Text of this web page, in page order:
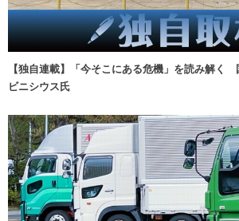
【独自連載】「今そこにある危機」を読み解く
ビニシウス氏